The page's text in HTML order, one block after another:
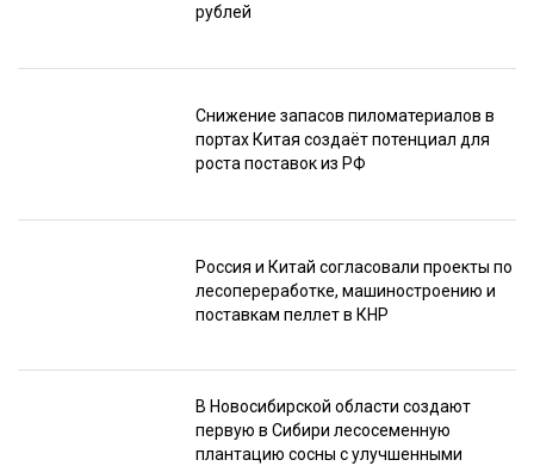
рублей
Снижение запасов пиломатериалов в
портах Китая создаёт потенциал для
роста поставок из РФ
Россия и Китай согласовали проекты по
лесопереработке, машиностроению и
поставкам пеллет в КНР
В Новосибирской области создают
первую в Сибири лесосеменную
плантацию сосны с улучшенными